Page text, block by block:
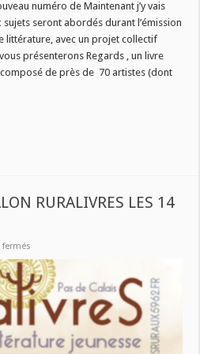
numéro de Maintenant j’y vais
seront abordés durant l’émission
littérature, avec un projet collectif
présenterons Regards , un livre
de près de 70 artistes (dont
RURALIVRES LES 14
RADIO
SALON
RURALIVRES
LES
14
15
MAI
2019